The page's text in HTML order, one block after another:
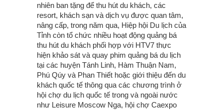
nhiên ban tặng để thu hút du khách, các
resort, khách sạn và dịch vụ được quan tâm,
nâng cấp, trong năm qua, Hiệp hội Du lịch của
Tỉnh còn tổ chức nhiều hoạt động quảng bá
thu hút du khách phối hợp với HTV7 thực
hiện khảo sát và quay phim quảng bá du lịch
tại các huyện Tánh Linh, Hàm Thuận Nam,
Phú Qúy và Phan Thiết hoặc giới thiệu đến du
khách quốc tế thông qua các chương trình ở
hội chợ du lịch quốc tế trong và ngoài nước
như Leisure Moscow Nga, hội chợ Caexpo